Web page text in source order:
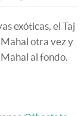
exóticas, el Taj
Mahal otra vez y
al fondo.